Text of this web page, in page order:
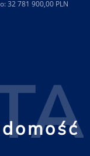
32 781 900,00 PLN